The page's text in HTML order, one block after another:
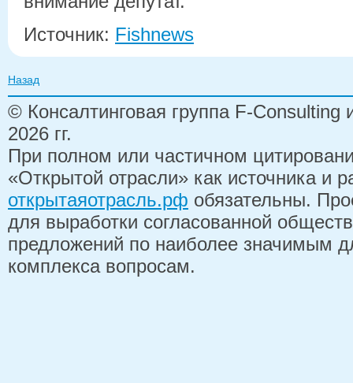
Источник: Fishnews
Назад
© Консалтинговая группа F-
2026 гг.
При полном или частичном
«Открытой отрасли» как источника и
открытаяотрасль.рф обязательны.
для выработки согласованной
предложений по наиболее значимым
комплекса вопросам.